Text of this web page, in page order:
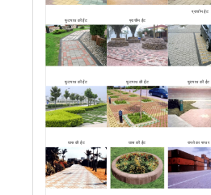
फुटपाथ की ईंट प्राचीन ईंट
प्राचीन ईंट
फुटपाथ की ईंट फुटपाथ की ईंट फुटपाथ की ईंट
घास की ईंट घास की ईंट रास्ते का पत्थर